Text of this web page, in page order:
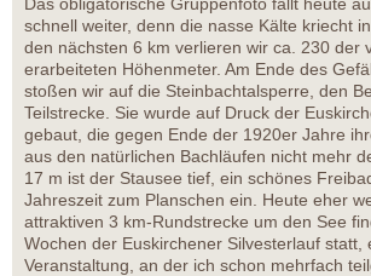
schnell weiter, denn die nasse Kälte kriecht
den nächsten 6 km verlieren wir ca. 230 der
erarbeiteten Höhenmeter. Am Ende des
stoßen wir auf die Steinbachtalsperre, den
Teilstrecke. Sie wurde auf Druck der
gebaut, die gegen Ende der 1920er Jahre
aus den natürlichen Bachläufen nicht mehr
17 m ist der Stausee tief, ein schönes
Jahreszeit zum Planschen ein. Heute eher
attraktiven 3 km-Rundstrecke um den See
Wochen der Euskirchener Silvesterlauf statt,
Veranstaltung, an der ich schon mehrfach